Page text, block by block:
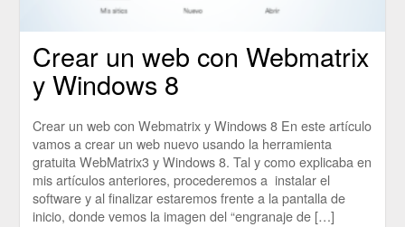
Crear un web con Webmatrix
y Windows 8
Crear un web con Webmatrix y Windows 8 En este artículo
vamos a crear un web nuevo usando la herramienta
gratuita WebMatrix3 y Windows 8. Tal y como explicaba en
mis artículos anteriores, procederemos a instalar el
software y al finalizar estaremos frente a la pantalla de
inicio, donde vemos la imagen del “engranaje de […]